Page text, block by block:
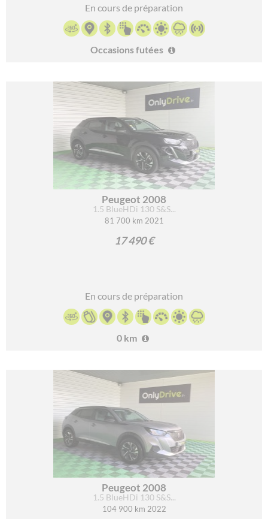
En cours de préparation
Occasions futées
Peugeot 2008
1.5 BlueHDi 130 S&S...
81 700 km 2021
17 490 €
En cours de préparation
0 km
Peugeot 2008
1.5 BlueHDi 130 S&S...
104 900 km 2022